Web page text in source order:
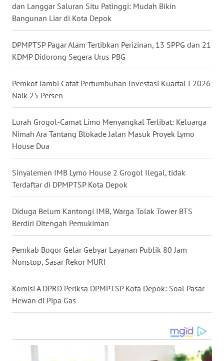
dan Langgar Saluran Situ Patinggi: Mudah Bikin
Bangunan Liar di Kota Depok
DPMPTSP Pagar Alam Tertibkan Perizinan, 13 SPPG dan 21
KDMP Didorong Segera Urus PBG
Pemkot Jambi Catat Pertumbuhan Investasi Kuartal I 2026
Naik 25 Persen
Lurah Grogol-Camat Limo Menyangkal Terlibat: Keluarga
Nimah Ara Tantang Blokade Jalan Masuk Proyek Lymo
House Dua
Sinyalemen IMB Lymo House 2 Grogol Ilegal, tidak
Terdaftar di DPMPTSP Kota Depok
Diduga Belum Kantongi IMB, Warga Tolak Tower BTS
Berdiri Ditengah Pemukiman
Pemkab Bogor Gelar Gebyar Layanan Publik 80 Jam
Nonstop, Sasar Rekor MURI
Komisi A DPRD Periksa DPMPTSP Kota Depok: Soal Pasar
Hewan di Pipa Gas
KALSEL
KALTIM
SULSEL
GORONTALO
WN
SULUT
WN
MALUKU
WN
MALUT
WN
WN
WN